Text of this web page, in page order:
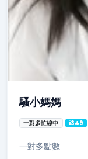
騷小媽媽
一對多忙線中 i349
一對多點數